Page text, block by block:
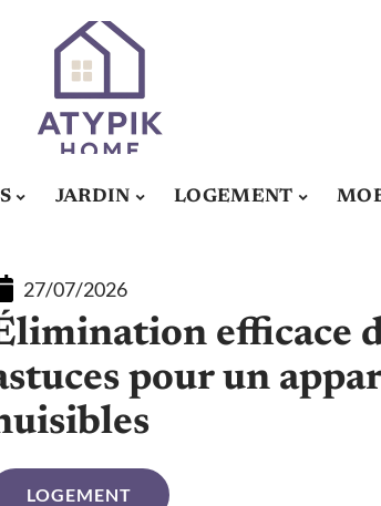
JARDIN LOGEMENT
27/07/2026
efficace
pour un
LOGEMENT